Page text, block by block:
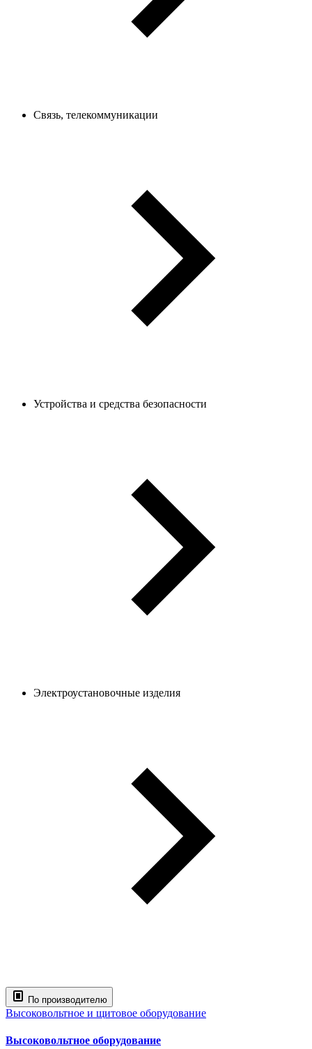
Связь, телекоммуникации
Устройства и средства безопасности
Электроустановочные изделия
По производителю
Высоковольтное и щитовое оборудование
Высоковольтное оборудование